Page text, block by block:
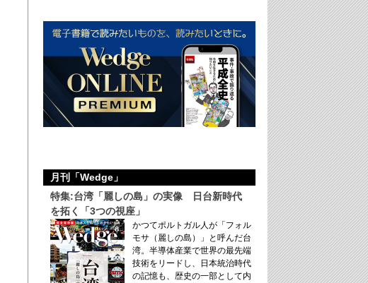
月刊「Wedge」
特集:台湾「麗しの島」の実像 日台新時代
を拓く「3つの視座」
かつてポルトガル人が「フォル
モサ（麗しの島）」と呼んだ台
湾。半導体産業で世界の最先端
技術をリードし、日本統治時代
の記憶も、歴史の一部として内